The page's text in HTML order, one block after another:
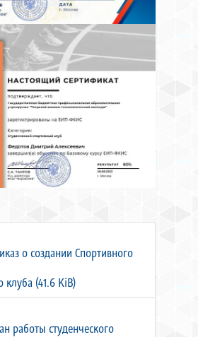
о создании Спортивного
клуба (41.6 KiB)
работы студенческого